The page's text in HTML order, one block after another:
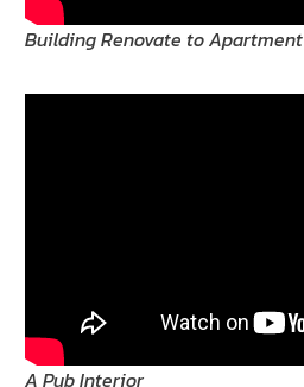
Building Renovate to Apartment
A Pub Interior